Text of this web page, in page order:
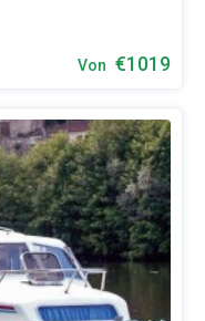
Von €1019